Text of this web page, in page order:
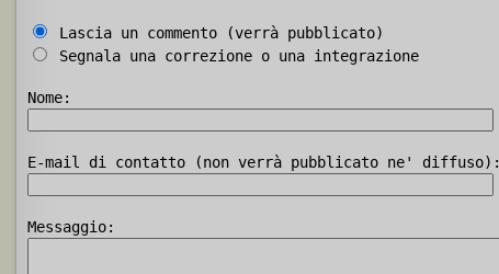
Lascia un commento (verrà pubblicato)
Segnala una correzione o una integrazione
Nome:
E-mail di contatto (non verrà pubblicato ne' diffuso):
Messaggio: